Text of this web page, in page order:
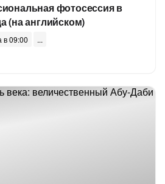
фотосессия в
(на английском)
в 09:00